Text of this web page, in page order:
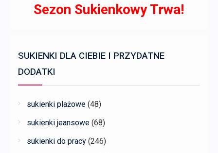
Sezon Sukienkowy Trwa!
SUKIENKI DLA CIEBIE I PRZYDATNE
DODATKI
sukienki plażowe (48)
sukienki jeansowe (68)
sukienki do pracy (246)